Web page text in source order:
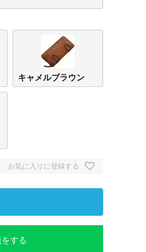
キャメルブラウン
お気に入りに登録する
する